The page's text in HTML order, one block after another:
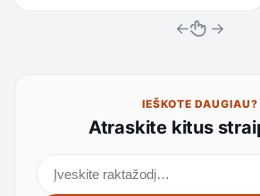
← →
IEŠKOTE DAUGIAU?
Atraskite kitus